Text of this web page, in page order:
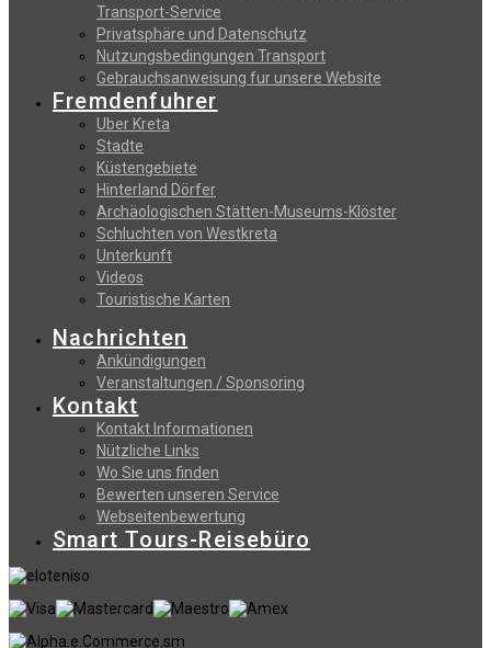
Transport-Service
Privatsphäre und Datenschutz
Nutzungsbedingungen Transport
Gebrauchsanweisung fur unsere Website
Fremdenfuhrer
Uber Kreta
Stadte
Küstengebiete
Hinterland Dörfer
Archäologischen Stätten-Museums-Klöster
Schluchten von Westkreta
Unterkunft
Videos
Touristische Karten
Nachrichten
Ankündigungen
Veranstaltungen / Sponsoring
Kontakt
Kontakt Informationen
Nützliche Links
Wo Sie uns finden
Bewerten unseren Service
Webseitenbewertung
Smart Tours-Reisebüro